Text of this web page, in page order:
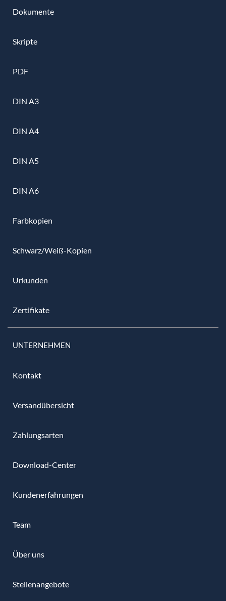
Dokumente
Skripte
PDF
DIN A3
DIN A4
DIN A5
DIN A6
Farbkopien
Schwarz/Weiß-Kopien
Urkunden
Zertifikate
UNTERNEHMEN
Kontakt
Versandübersicht
Zahlungsarten
Download-Center
Kundenerfahrungen
Team
Über uns
Stellenangebote